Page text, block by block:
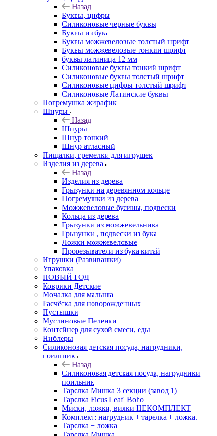
Назад
Буквы, цифры
Силиконовые черные буквы
Буквы из бука
Буквы можжевеловые толстый шрифт
Буквы можжевеловые тонкий шрифт
буквы латиница 12 мм
Силиконовые буквы тонкий шрифт
Силиконовые буквы толстый шрифт
Силиконовые цифры толстый шрифт
Силиконовые Латинские буквы
Погремушка жирафик
Шнуры
Назад
Шнуры
Шнур тонкий
Шнур атласный
Пищалки, гремелки для игрушек
Изделия из дерева
Назад
Изделия из дерева
Грызунки на деревянном кольце
Погремушки из дерева
Можжевеловые бусины, подвески
Кольца из дерева
Грызунки из можжевельника
Грызунки , подвески из бука
Ложки можжевеловые
Прорезыватели из бука китай
Игрушки (Развивашки)
Упаковка
НОВЫЙ ГОД
Коврики Детские
Мочалка для малыша
Расчёска для новорожденных
Пустышки
Муслиновые Пеленки
Контейнер для сухой смеси, еды
Ниблеры
Силиконовая детская посуда, нагрудники,
поильник
Назад
Силиконовая детская посуда, нагрудники,
поильник
Тарелка Мишка 3 секции (завод 1)
Тарелка Ficus Leaf, Boho
Миски, ложки, вилки НЕКОМПЛЕКТ
Комплект: нагрудник + тарелка + ложка.
Тарелка + ложка
Тарелка Мишка